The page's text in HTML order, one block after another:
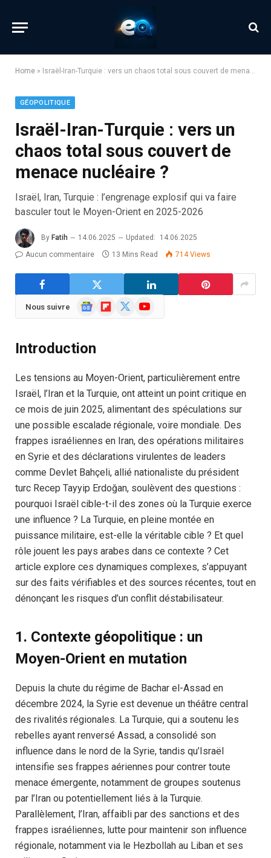
Home » Israël-Iran-Turquie : vers un chaos total sous couvert de menace nucléaire ?
GÉOPOLITIQUE
Israël-Iran-Turquie : vers un
chaos total sous couvert de
menace nucléaire ?
Israël, Iran, Turquie : l’engrenage explosif qui va faire
basculer tout le Moyen-Orient en 2025-2026
By Fatih 14.06.2025 Updated:
14.06.2025
Aucun commentaire
13 Mins Read 714Views
Nous suivre
GoogleFlipboard YouTube
Introduction
Les tensions au Moyen-Orient, particulièrement entre
Israël, l’Iran et la Turquie, ont atteint un point critique en
ce mois de juin 2025, alimentant des spéculations sur
une possible escalade régionale, voire mondiale. Des
frappes israéliennes en Iran, des opérations militaires
en Syrie et des déclarations virulentes de leaders
comme Devlet Bahçeli, allié nationaliste du président
turc Recep Tayyip Erdoğan, soulèvent des questions :
pourquoi Israël cible-t-il des zones où la Turquie exerce
une influence ? La Turquie, en pleine montée en
puissance militaire, est-elle la véritable cible ? Et quel
rôle jouent les pays arabes dans ce contexte ? Cet
article explore ces dynamiques complexes, s’appuyant
sur des faits vérifiables et des sources récentes, tout en
dénonçant les risques d’un conflit déstabilisateur.
1. Contexte géopolitique : un
Moyen-Orient en mutation
Depuis la chute du régime de Bachar el-Assad en
décembre 2024, la Syrie est devenue un théâtre central
des rivalités régionales. La Turquie, qui a soutenu les
rebelles ayant renversé Assad, a consolidé son
influence dans le nord de la Syrie, tandis qu’Israël
intensifie ses frappes aériennes pour contrer toute
menace émergente, notamment de groupes soutenus
par l’Iran ou potentiellement liés à la Turquie.
Parallèlement, l’Iran, affaibli par des sanctions et des
frappes israéliennes, lutte pour maintenir son influence
régionale, notamment via le Hezbollah au Liban et ses